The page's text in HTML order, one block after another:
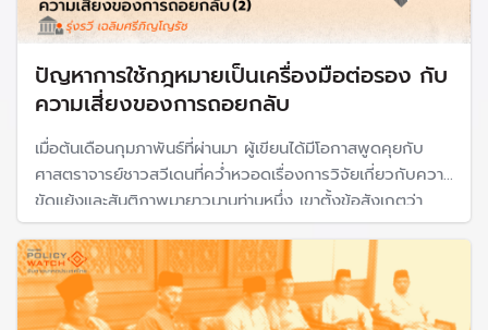
ปัญหาการใช้กฎหมายเป็นเครื่องมือต่อรอง กับ
ความเสี่ยงของการถอยกลับ
เมื่อต้นเดือนกุมภาพันธ์ที่ผ่านมา ผู้เขียนได้มีโอกาสพูดคุยกับ
ศาสตราจารย์ชาวสวีเดนที่คว่ำหวอดเรื่องการวิจัยเกี่ยวกับความ
ขัดแย้งและสันติภาพมายาวนานท่านหนึ่ง เขาตั้งข้อสังเกตว่า
ทำไมสังคมไทยจึงไม่ค่อยให้ความสำคัญกับกระบวนการ
สันติภาพในภาคใต้ที่นับได้ว่ามีความก้าวหน้าที่สำคัญ